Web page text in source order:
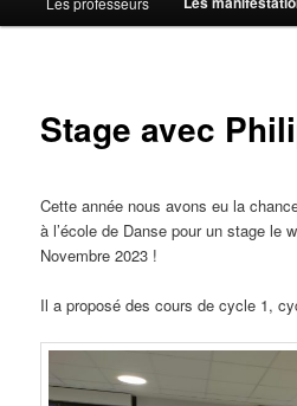
Stage avec
Cette année nous avons eu la
à l’école de Danse pour un stage le
Novembre 2023 !
Il a proposé des cours de cycle 1,